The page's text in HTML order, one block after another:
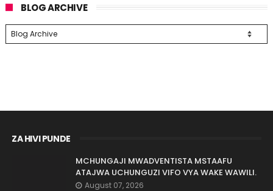
BLOG ARCHIVE
ZA HIVI PUNDE
MCHUNGAJI MWADVENTISTA MSTAAFU
ATAJWA UCHUNGUZI VIFO VYA WAKE WAWILI.
August 07, 2026